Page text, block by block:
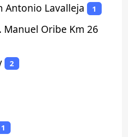
Antonio Lavalleja 1
Manuel Oribe Km 26
2
1